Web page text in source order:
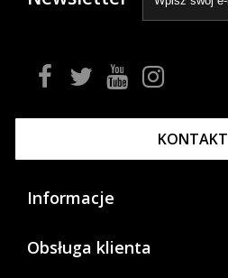
KONTAKT
Informacje
Obsługa klienta